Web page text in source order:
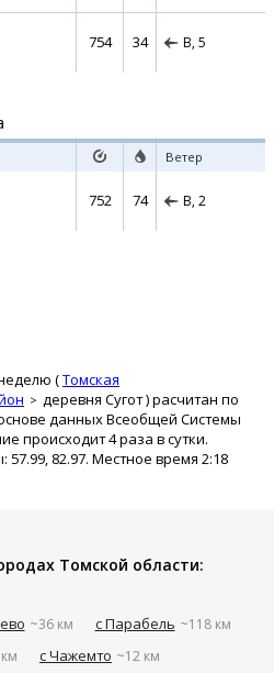
754 34 В, 5
Ветер
752 74 В, 2
(Томская
деревня Сугот) расчитан по
данных Всеобщей Системы
происходит 4 раза в сутки.
82.97. Местное время 2:18
Томской области:
~36 км с Парабель ~118 км
с Чажемто ~12 км